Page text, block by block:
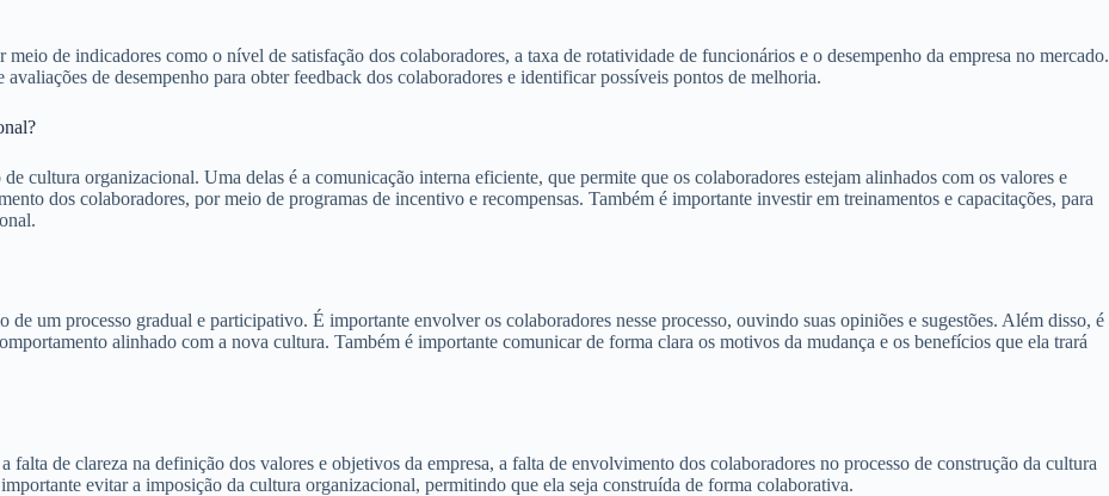
de indicadores como o nível de satisfação dos colaboradores, a taxa de rotatividade de funcionários e o desempenho da empresa no mercado.
de desempenho para obter feedback dos colaboradores e identificar possíveis pontos de melhoria.
cultura organizacional. Uma delas é a comunicação interna eficiente, que permite que os colaboradores estejam alinhados com os valores e
dos colaboradores, por meio de programas de incentivo e recompensas. Também é importante investir em treinamentos e capacitações, para
um processo gradual e participativo. É importante envolver os colaboradores nesse processo, ouvindo suas opiniões e sugestões. Além disso, é
alinhado com a nova cultura. Também é importante comunicar de forma clara os motivos da mudança e os benefícios que ela trará
de clareza na definição dos valores e objetivos da empresa, a falta de envolvimento dos colaboradores no processo de construção da cultura
evitar a imposição da cultura organizacional, permitindo que ela seja construída de forma colaborativa.